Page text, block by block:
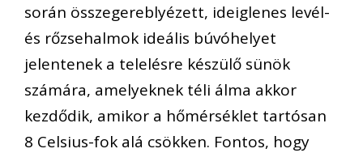
során összegereblyézett, ideiglenes levél-
és rőzsehalmok ideális búvóhelyet
jelentenek a telelésre készülő sünök
számára, amelyeknek téli álma akkor
kezdődik, amikor a hőmérséklet tartósan
8 Celsius-fok alá csökken. Fontos, hogy